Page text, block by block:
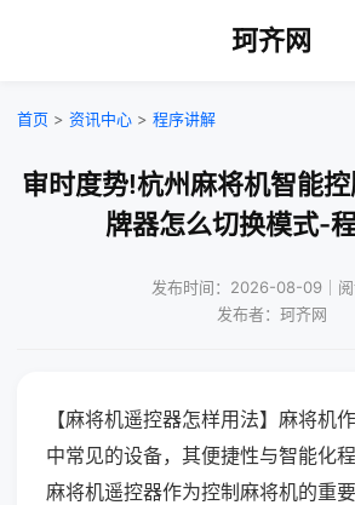
珂齐网
首页 > 资讯中心 > 程序讲解
审时度势!杭州麻将机智能
牌器怎么切换模式-
发布时间：2026-08-09｜阅
发布者：珂齐网
【麻将机遥控器怎样用法】麻将机
中常见的设备，其便捷性与智能化
麻将机遥控器作为控制麻将机的重